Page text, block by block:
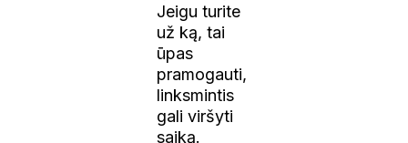
Jeigu turite
už ką, tai
ūpas
pramogauti,
linksmintis
gali viršyti
saiką.